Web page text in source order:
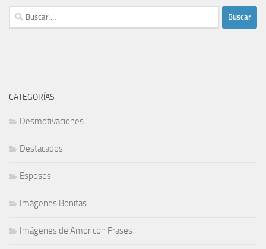
Buscar:
CATEGORÍAS
Desmotivaciones
Destacados
Esposos
Imágenes Bonitas
Imágenes de Amor con Frases